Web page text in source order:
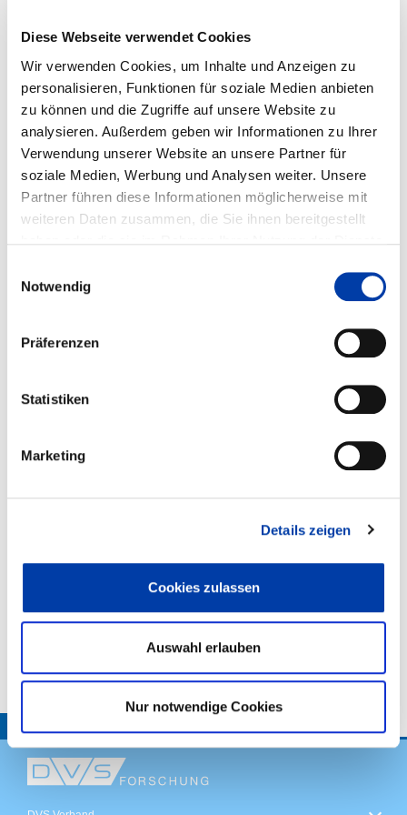
Diese Webseite verwendet Cookies
Wir verwenden Cookies, um Inhalte und Anzeigen zu
personalisieren, Funktionen für soziale Medien anbieten
zu können und die Zugriffe auf unsere Website zu
analysieren. Außerdem geben wir Informationen zu Ihrer
Verwendung unserer Website an unsere Partner für
soziale Medien, Werbung und Analysen weiter. Unsere
Partner führen diese Informationen möglicherweise mit
weiteren Daten zusammen, die Sie ihnen bereitgestellt
Notwendig
Präferenzen
Statistiken
Marketing
Details zeigen
Cookies zulassen
Auswahl erlauben
Nur notwendige Cookies
ESONDERER B
ERÜCKSICHTIGUNG VON E
IGENSPANNUNGEN
IGF-Vorhaben-Nr.: 15.913 N
Laufzeit: 01.12.2008 - 30.11.2011
FORSCHUNGSEINRICHTUNGEN:
Fraunhofer-Institut für Betriebs- festigkeit und
VORHABENBESCHREIBUNG: